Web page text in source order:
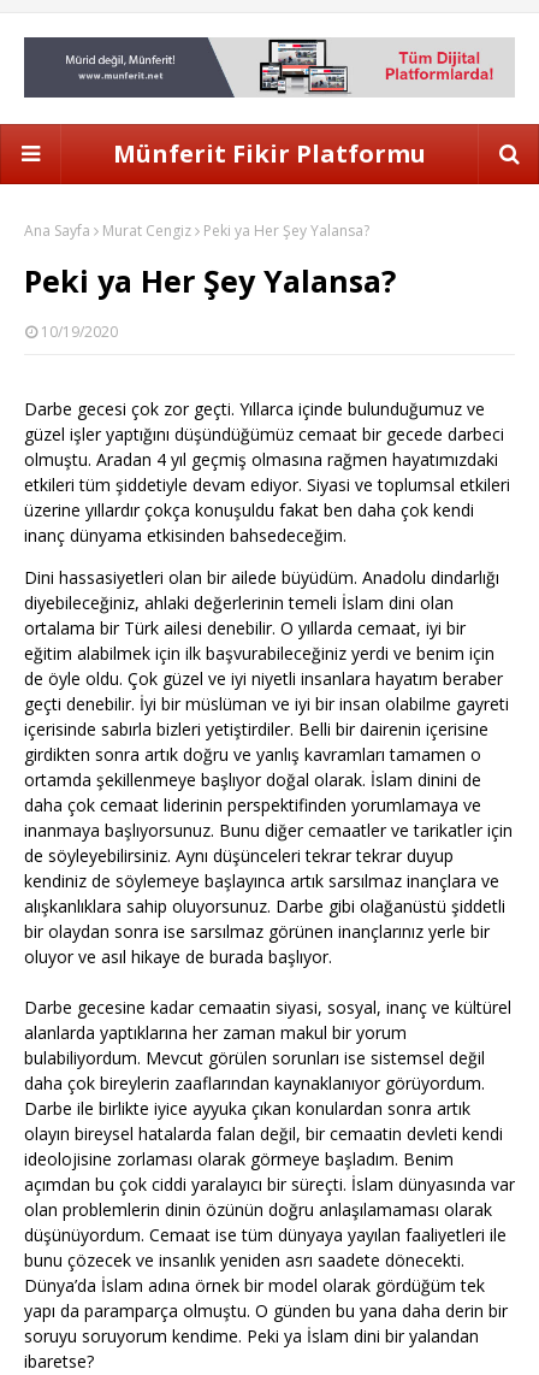
Münferit Fikir Platformu
Ana Sayfa Murat Cengiz Peki ya Her Şey Yalansa?
Peki ya Her Şey Yalansa?
10/19/2020
Darbe gecesi çok zor geçti. Yıllarca içinde bulunduğumuz ve
güzel işler yaptığını düşündüğümüz cemaat bir gecede darbeci
olmuştu. Aradan 4 yıl geçmiş olmasına rağmen hayatımızdaki
etkileri tüm şiddetiyle devam ediyor. Siyasi ve toplumsal etkileri
üzerine yıllardır çokça konuşuldu fakat ben daha çok kendi
inanç dünyama etkisinden bahsedeceğim.
Dini hassasiyetleri olan bir ailede büyüdüm. Anadolu dindarlığı
diyebileceğiniz, ahlaki değerlerinin temeli İslam dini olan
ortalama bir Türk ailesi denebilir. O yıllarda cemaat, iyi bir
eğitim alabilmek için ilk başvurabileceğiniz yerdi ve benim için
de öyle oldu. Çok güzel ve iyi niyetli insanlara hayatım beraber
geçti denebilir. İyi bir müslüman ve iyi bir insan olabilme gayreti
içerisinde sabırla bizleri yetiştirdiler. Belli bir dairenin içerisine
girdikten sonra artık doğru ve yanlış kavramları tamamen o
ortamda şekillenmeye başlıyor doğal olarak. İslam dinini de
daha çok cemaat liderinin perspektifinden yorumlamaya ve
inanmaya başlıyorsunuz. Bunu diğer cemaatler ve tarikatler için
de söyleyebilirsiniz. Aynı düşünceleri tekrar tekrar duyup
kendiniz de söylemeye başlayınca artık sarsılmaz inançlara ve
alışkanlıklara sahip oluyorsunuz. Darbe gibi olağanüstü şiddetli
bir olaydan sonra ise sarsılmaz görünen inançlarınız yerle bir
oluyor ve asıl hikaye de burada başlıyor.
Darbe gecesine kadar cemaatin siyasi, sosyal, inanç ve kültürel
alanlarda yaptıklarına her zaman makul bir yorum
bulabiliyordum. Mevcut görülen sorunları ise sistemsel değil
daha çok bireylerin zaaflarından kaynaklanıyor görüyordum.
Darbe ile birlikte iyice ayyuka çıkan konulardan sonra artık
olayın bireysel hatalarda falan değil, bir cemaatin devleti kendi
ideolojisine zorlaması olarak görmeye başladım. Benim
açımdan bu çok ciddi yaralayıcı bir süreçti. İslam dünyasında var
olan problemlerin dinin özünün doğru anlaşılamaması olarak
düşünüyordum. Cemaat ise tüm dünyaya yayılan faaliyetleri ile
bunu çözecek ve insanlık yeniden asrı saadete dönecekti.
Dünya’da İslam adına örnek bir model olarak gördüğüm tek
yapı da paramparça olmuştu. O günden bu yana daha derin bir
soruyu soruyorum kendime. Peki ya İslam dini bir yalandan
ibaretse?